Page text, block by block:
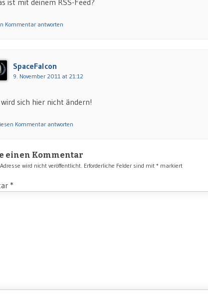
ist mit deinem RSS-Feed?
Kommentar antworten
SpaceFalcon
9. November 2011 at 21:12
sich hier nicht ändern!
Kommentar antworten
einen Kommentar
wird nicht veröffentlicht. Erforderliche Felder sind mit * markiert
*